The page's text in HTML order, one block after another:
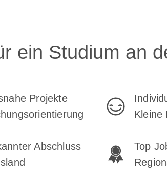
ein Studium an
Projekte
Kleine
Abschluss
Top